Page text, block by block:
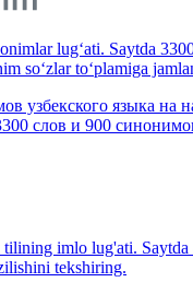
lug‘ati. Saytda
so‘zlar to‘plamiga
узбекского языка на
слов и 900
imlo lug'ati. Saytda
tekshiring.